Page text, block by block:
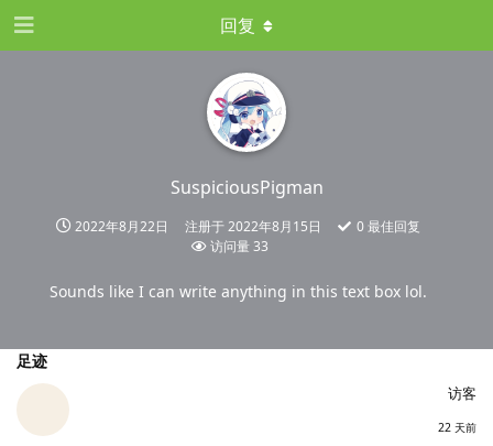
SuspiciousPigman
2022年8月22日 注册于2022年8月15日 0最佳回复
访问量33
Sounds like I can write anything in this text box lol.
回复
足迹
访客
22 天前